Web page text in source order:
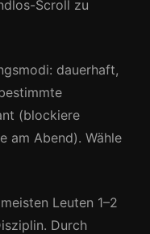
Scroll zu
dauerhaft,
(blockiere
am Abend). Wähle
Leuten 1–2
Durch